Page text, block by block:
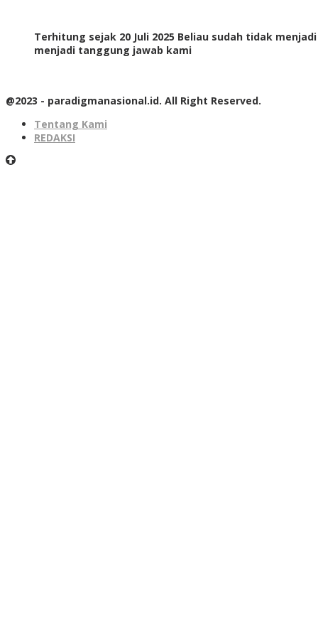
Terhitung sejak 20 Juli 2025 Beliau sudah tidak
menjadi tanggung jawab kami
@2023 - paradigmanasional.id. All Right Reserved.
Tentang Kami
REDAKSI